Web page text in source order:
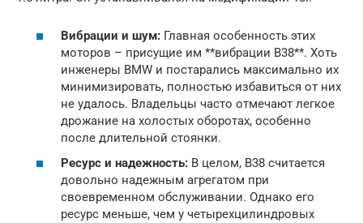
Вибрации и шум: Главная особенность этих
моторов – присущие им **вибрации B38**. Хоть
инженеры BMW и постарались максимально их
минимизировать, полностью избавиться от них
не удалось. Владельцы часто отмечают легкое
дрожание на холостых оборотах, особенно
после длительной стоянки.
Ресурс и надежность: В целом, B38 считается
довольно надежным агрегатом при
своевременном обслуживании. Однако его
ресурс меньше, чем у четырехцилиндровых